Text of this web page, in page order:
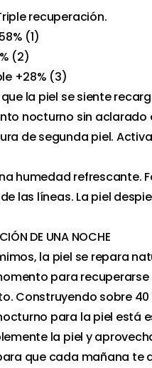
recuperación.
(1)
(2)
+28% (3)
que la piel se siente
nocturno sin aclarado
de segunda piel.
humedad refrescante.
las líneas. La piel
DE UNA NOCHE
la piel se repara
para recuperarse
Construyendo sobre
para la piel está
la piel y
que cada mañana te